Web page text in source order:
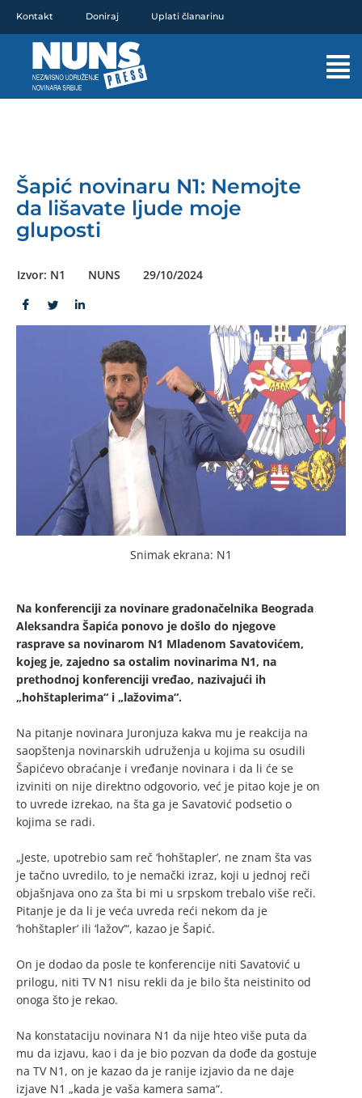
sadržaj
Kontakt Doniraj Uplati članarinu
Šapić novinaru N1: Nemojte
da lišavate ljude moje
gluposti
Izvor: N1 NUNS 29/10/2024
Snimak ekrana: N1
Na konferenciji za novinare gradonačelnika Beograda
Aleksandra Šapića ponovo je došlo do njegove
rasprave sa novinarom N1 Mladenom Savatovićem,
kojeg je, zajedno sa ostalim novinarima N1, na
prethodnoj konferenciji vređao, nazivajući ih
„hohštaplerima“ i „lažovima“.
Na pitanje novinara Juronjuza kakva mu je reakcija na
saopštenja novinarskih udruženja u kojima su osudili
Šapićevo obraćanje i vređanje novinara i da li će se
izviniti on nije direktno odgovorio, već je pitao koje je on
to uvrede izrekao, na šta ga je Savatović podsetio o
kojima se radi.
„Jeste, upotrebio sam reč ‘hohštapler’, ne znam šta vas
je tačno uvredilo, to je nemački izraz, koji u jednoj reči
objašnjava ono za šta bi mi u srpskom trebalo više reči.
Pitanje je da li je veća uvreda reći nekom da je
‘hohštapler’ ili ‘lažov’“, kazao je Šapić.
On je dodao da posle te konferencije niti Savatović u
prilogu, niti TV N1 nisu rekli da je bilo šta neistinito od
onoga što je rekao.
Na konstataciju novinara N1 da nije hteo više puta da
mu da izjavu, kao i da je bio pozvan da dođe da gostuje
na TV N1, on je kazao da je ranije izjavio da ne daje
izjave N1 „kada je vaša kamera sama“.